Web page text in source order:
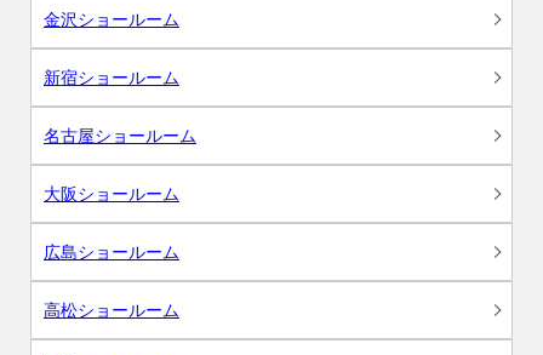
金沢ショールーム
新宿ショールーム
名古屋ショールーム
大阪ショールーム
広島ショールーム
高松ショールーム